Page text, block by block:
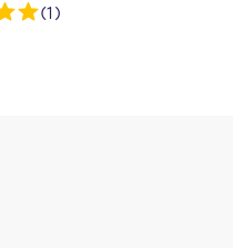
(1)